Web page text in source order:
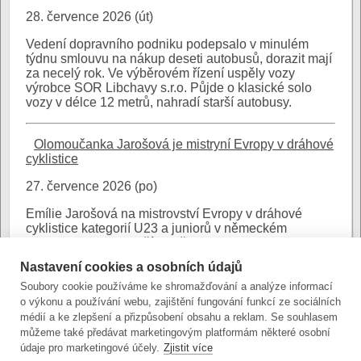
28. července 2026 (út)
Vedení dopravního podniku podepsalo v minulém
týdnu smlouvu na nákup deseti autobusů, dorazit mají
za necelý rok. Ve výběrovém řízení uspěly vozy
výrobce SOR Libchavy s.r.o. Půjde o klasické solo
vozy v délce 12 metrů, nahradí starší autobusy.
Olomoučanka Jarošová je mistryní Evropy v dráhové
cyklistice
27. července 2026 (po)
Emílie Jarošová na mistrovství Evropy v dráhové
cyklistice kategorií U23 a juniorů v německém
olomouckého církevního gymnázia ve finále sprintu
porazila Rusku Solozobovou 2:1 a získala zlatou
medaili.
Jsou vypsány položky 1 - 10 z celkového počtu 7655,
Stránky: {1 ,2,3, 4, … ,766} další »
Nastavení cookies a osobních údajů
Soubory cookie používáme ke shromažďování a analýze informací
o výkonu a používání webu, zajištění fungování funkcí ze sociálních
médií a ke zlepšení a přizpůsobení obsahu a reklam. Se souhlasem
můžeme také předávat marketingovým platformám některé osobní
údaje pro marketingové účely. Zjistit více